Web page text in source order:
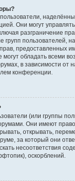
Они могут
разграничение
групп пользователей,
предоставленных
обладать всеми
в зависимости от
конференции.
(или группы
Они имеют право
открывать,
за который они
несоответствия
оскорблений.